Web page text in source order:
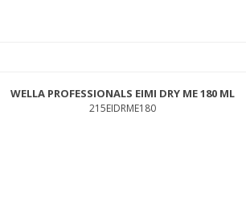
WELLA PROFESSIONALS EIMI DRY ME 180 ML
215EIDRME180